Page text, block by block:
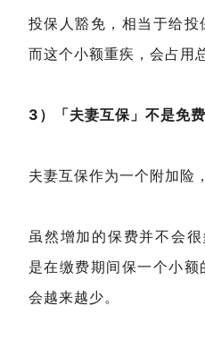
投保人豁免，相当于给投
而这个小额重疾，会占用
3） 「夫妻互保」不是免
夫妻互保作为一个附加险
虽然增加的保费并不会
是在缴费期间保一个小
会越来越少。